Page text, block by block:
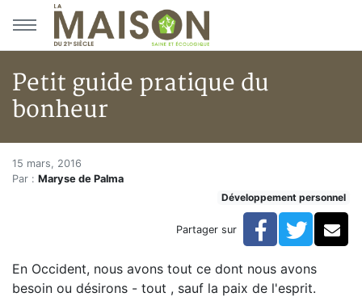
Aller au menu principal
Aller au contenu principal
Petit guide pratique du
bonheur
Accueil
Articles
Petit guide pratique du bonheur
Petit guide pratique du
15 mars, 2016
Par : Maryse de Palma
Développement personnel
Partager sur Facebook
En Occident, nous avons tout ce dont nous avons
besoin ou désirons - tout , sauf la paix de l'esprit.